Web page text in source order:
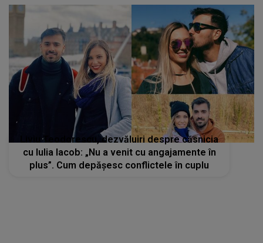
Liviu Teodorescu, dezvăluiri despre căsnicia
cu Iulia Iacob: „Nu a venit cu angajamente în
plus”. Cum depășesc conflictele în cuplu